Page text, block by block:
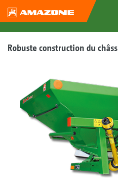
Robuste construction du